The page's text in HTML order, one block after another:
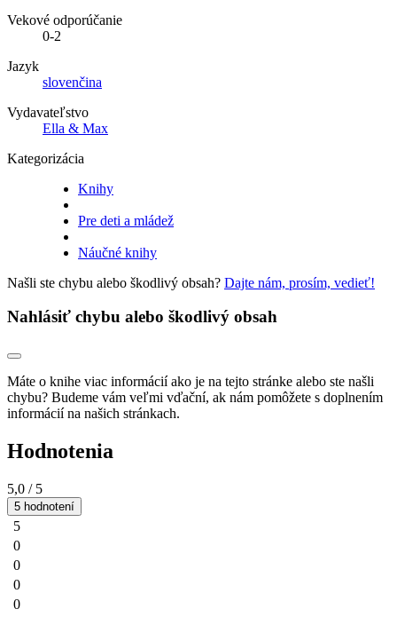
Vekové odporúčanie
0-2
Jazyk
slovenčina
Vydavateľstvo
Ella & Max
Kategorizácia
Knihy
Pre deti a mládež
Náučné knihy
Našli ste chybu alebo škodlivý obsah? Dajte nám, prosím, vedieť!
Nahlásiť chybu alebo škodlivý obsah
Máte o knihe viac informácií ako je na tejto stránke alebo ste našli
chybu? Budeme vám veľmi vďační, ak nám pomôžete s doplnením
informácií na našich stránkach.
Hodnotenia
5,0 / 5
5 hodnotení
5
0
0
0
0